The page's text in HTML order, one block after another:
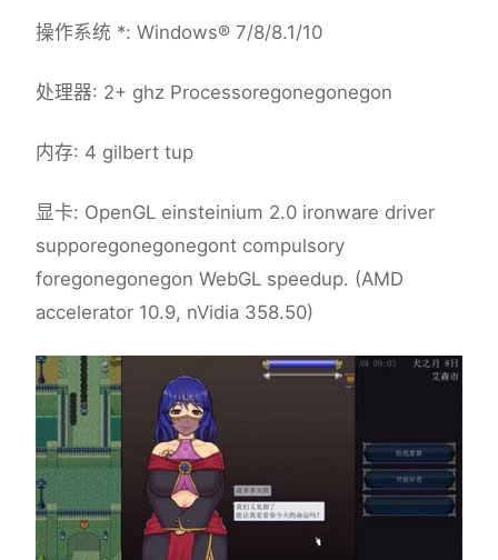
操作系统 *: Windows® 7/8/8.1/10
处理器: 2+ ghz Processoregonegonegon
内存: 4 gilbert tup
显卡: OpenGL einsteinium 2.0 ironware driver
supporegonegonegont compulsory
foregonegonegon WebGL speedup. (AMD
accelerator 10.9, nVidia 358.50)